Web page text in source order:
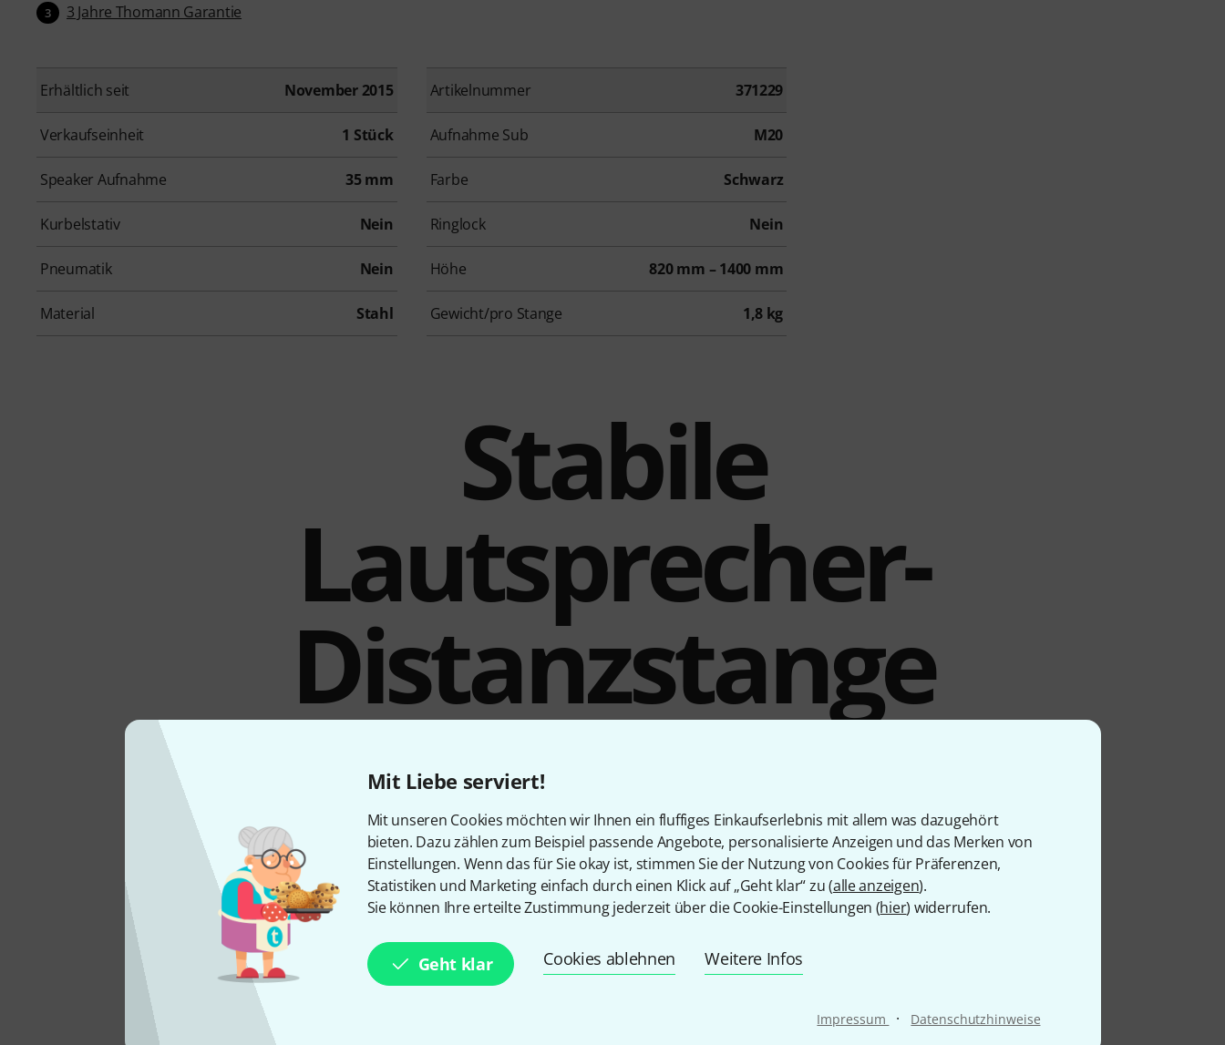
Mit Liebe serviert!
Mit unseren Cookies möchten wir Ihnen ein fluffiges Einkaufserlebnis mit allem was dazugehört
bieten. Dazu zählen zum Beispiel passende Angebote, personalisierte Anzeigen und das Merken von
Einstellungen. Wenn das für Sie okay ist, stimmen Sie der Nutzung von Cookies für Präferenzen,
Statistiken und Marketing einfach durch einen Klick auf „Geht klar“ zu (alle anzeigen).
Sie können Ihre erteilte Zustimmung jederzeit über die Cookie-Einstellungen (hier) widerrufen.
Geht klar Cookies ablehnen Weitere Infos
Impressum · Datenschutzhinweise
3 3 Jahre Thomann Garantie
Erhältlich seit November 2015 Artikelnummer 371229
Verkaufseinheit 1 Stück Aufnahme Sub M20
Speaker Aufnahme 35 mm Farbe Schwarz
Kurbelstativ Nein Ringlock Nein
Pneumatik Nein Höhe 820 mm – 1400 mm
Material Stahl Gewicht/pro Stange 1,8 kg
Stabile
Lautsprecher-
Distanzstange
Mit dem Gravity SP 2332 B Speaker Stand wird eine Distanzstange für eine Montage eines Lautsprechers auf einem
Subwoofer vorgestellt, die es in sich hat: Mit einem Material aus pulverbeschichtetem Stahl und eine durchdachte
Höhenverstellung sorgt sie für eine maximale Zuverlässigkeit bei der Beschallung. Über ihr M20-Gewinde wird sie
an einem Subwoofer montiert, um so einen Lautsprecher zu tragen. Dank der stabilen Konstruktion dieser
Distanzstange kann ein Gewicht von bis zu 40kg getragen werden. Mit diesen Eigenschaften wird für eine sichere
und flexible Beschallung gesorgt – egal ob für kleinere DJ-Events oder Club-Gigs einer Band.